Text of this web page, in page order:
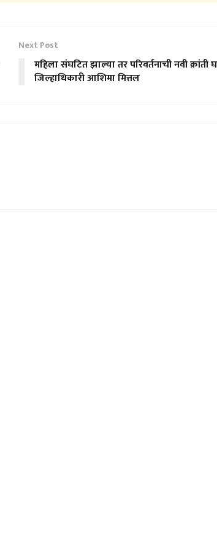
Next Post
महिला संघटित झाल्या तर परिवर्तनाची नवी क्रांती
जिल्हाधिकारी आशिमा मित्तल